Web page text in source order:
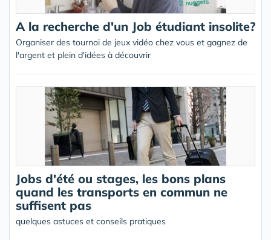
A la recherche d'un Job étudiant insolite?
Organiser des tournoi de jeux vidéo chez vous et gagnez de
l'argent et plein d'idées à découvrir
Jobs d'été ou stages, les bons plans
quand les transports en commun ne
suffisent pas
quelques astuces et conseils pratiques